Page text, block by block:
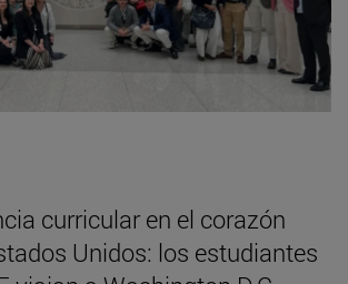
curricular en el corazón
Unidos: los estudiantes